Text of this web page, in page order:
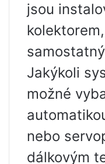
jsou
Jakýkoli
možné
nebo
dálkovým